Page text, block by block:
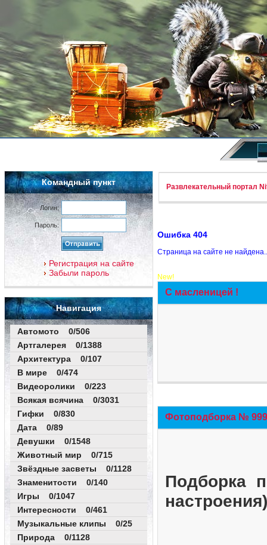
Командный пункт
Логин:
Пароль:
Регистрация на сайте
Забыли пароль
Навигация
Автомото 0/506
Артгалерея 0/1388
Архитектура 0/107
В мире 0/474
Видеоролики 0/223
Всякая всячина 0/3031
Гифки 0/830
Дата 0/89
Девушки 0/1548
Животный мир 0/715
Звёздные засветы 0/1128
Знаменитости 0/140
Игры 0/1047
Интересности 0/461
Музыкальные клипы 0/25
Природа 0/1128
Развлекательный портал
Ошибка 404
Страница на сайте не
New!
С масленицей !
Фотоподборка №
Подборка